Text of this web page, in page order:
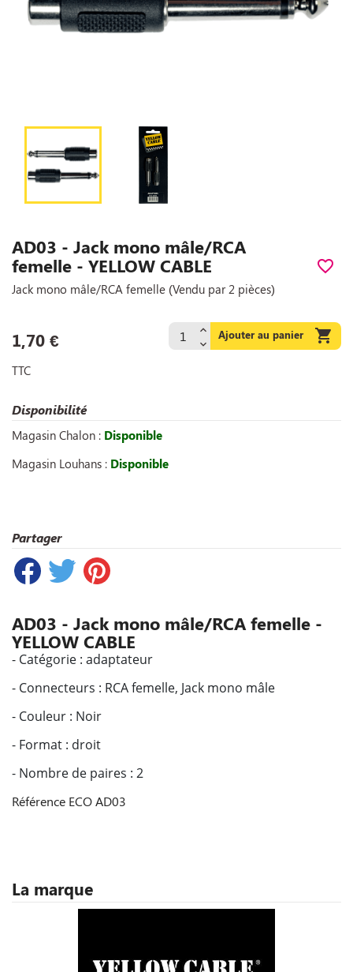
AD03 - Jack mono mâle/RCA
femelle - YELLOW CABLE
favorite_border
Jack mono mâle/RCA femelle (Vendu par 2 pièces)
1,70 € Ajouter au panier 
TTC
Disponibilité
Magasin Chalon : Disponible
Magasin Louhans : Disponible
Partager
AD03 - Jack mono mâle/RCA femelle -
YELLOW CABLE
- Catégorie : adaptateur
- Connecteurs : RCA femelle, Jack mono mâle
- Couleur : Noir
- Format : droit
- Nombre de paires : 2
Référence ECO AD03
La marque